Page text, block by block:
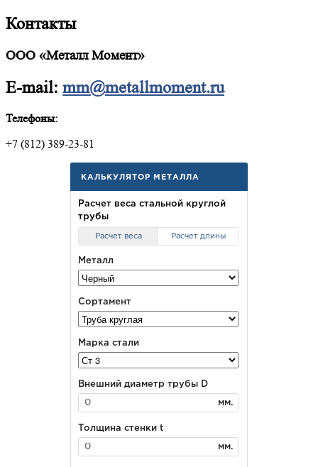
Контакты
ООО «Металл Момент»
E-mail: mm@metallmoment.ru
Телефоны:
+7 (812) 389-23-81